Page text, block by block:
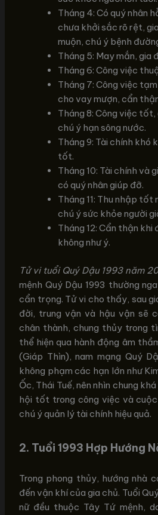
Tháng 4: Có quý nhân
chưa khởi sắc rõ rệt,
muộn, chú ý bệnh
Tháng 5: May mắn, gia
Tháng 6: Công việc
Tháng 7: Công việc
cho vay mượn, cẩn
Tháng 8: Công việc tốt,
chú ý hạn sông nước.
Tháng 9: Tài chính khó
tốt.
Tháng 10: Tài chính và
có quý nhân giúp đỡ.
Tháng 11: Thu nhập tốt
chú ý sức khỏe người
Tháng 12: Cẩn thận khi
không như ý.
Tử vi tuổi Quý Dậu 1993 năm
mệnh Quý Dậu 1993 thường
cẩn trọng. Tử vi cho thấy, sau
đời, trung vận và hậu vận sẽ
chân thành, chung thủy trong
thể hiện qua hành động âm
(Giáp Thìn), nam mạng Quý
không phạm các hạn lớn như
Ốc, Thái Tuế, nên nhìn chung
hội tốt trong công việc và cuộc
chú ý quản lý tài chính hiệu quả.
2. Tuổi 1993 Hợp Hướng
Trong phong thủy, hướng nhà
đến vận khí của gia chủ. Tuổi
nữ đều thuộc Tây Tứ mệnh,